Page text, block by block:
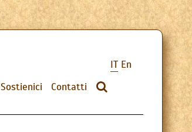
IT En
Sostienici Contatti